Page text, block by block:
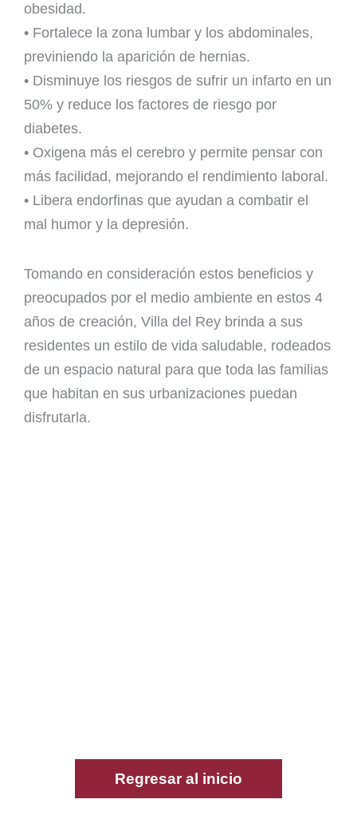
obesidad.
• Fortalece la zona lumbar y los abdominales,
previniendo la aparición de hernias.
• Disminuye los riesgos de sufrir un infarto en un
50% y reduce los factores de riesgo por
diabetes.
• Oxigena más el cerebro y permite pensar con
más facilidad, mejorando el rendimiento laboral.
• Libera endorfinas que ayudan a combatir el
mal humor y la depresión.
Tomando en consideración estos beneficios y
preocupados por el medio ambiente en estos 4
años de creación, Villa del Rey brinda a sus
residentes un estilo de vida saludable, rodeados
de un espacio natural para que toda las familias
que habitan en sus urbanizaciones puedan
disfrutarla.
Regresar al inicio